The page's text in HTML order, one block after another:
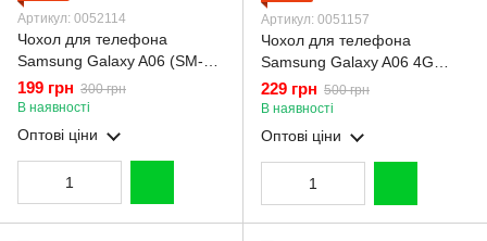
Артикул: 0052114
Чохол для телефона
Samsung Galaxy A06 (SM-
A065) карбоновий
протиударний з високими
бортами чорний
199 грн 300 грн
В наявності
Оптові ціни
Артикул: 0051157
Чохол для телефона
Samsung Galaxy A06 4G
(A065F) броньований з
магнітним кільцем та
захистом камери чорний
229 грн 500 грн
В наявності
Оптові ціни